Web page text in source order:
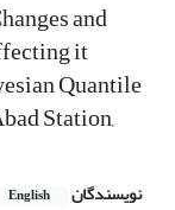
and
it
Quantile
Station,
نویسندگان English